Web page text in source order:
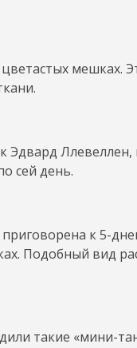
мешках.
Эдвард
сей день.
к 5-
Подобный вид
такие «мини-